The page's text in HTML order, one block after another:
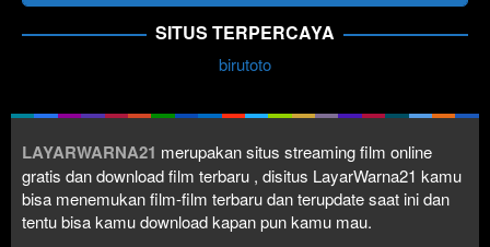
SITUS TERPERCAYA
birutoto
LAYARWARNA21 merupakan situs streaming film online
gratis dan download film terbaru , disitus LayarWarna21 kamu
bisa menemukan film-film terbaru dan terupdate saat ini dan
tentu bisa kamu download kapan pun kamu mau.